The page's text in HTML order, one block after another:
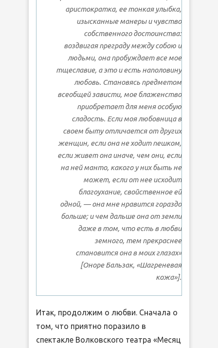
аристократка, ее тонкая улыбка,
изысканные манеры и чувство
собственного достоинства:
воздвигая преграду между собою и
людьми, она пробуждает все мое
тщеславие, а это и есть наполовину
любовь. Становясь предметом
всеобщей зависти, мое блаженство
приобретает для меня особую
сладость. Если моя любовница в
своем быту отличается от других
женщин, если она не ходит пешком,
если живет она иначе, чем они, если
на ней манто, какого у них быть не
может, если от нее исходит
благоухание, свойственное ей
одной, — она мне нравится гораздо
больше; и чем дальше она от земли
даже в том, что есть в любви
земного, тем прекраснее
становится она в моих глазах»
[Оноре Бальзак, «Шагреневая
кожа»].
Итак, продолжим о любви. Сначала о
том, что приятно поразило в
спектакле Волковского театра «Месяц